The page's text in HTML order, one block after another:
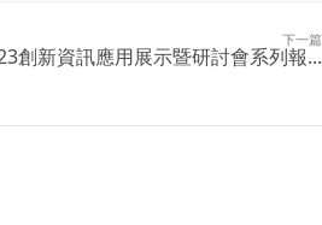
下一篇
創新資訊應用展示暨研討會系列報...